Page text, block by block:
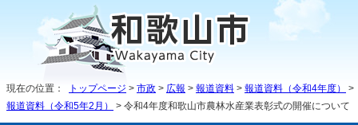
現在の位置： トップページ > 市政 > 広報 > 報道資料 > 報道資料（令和4年度）
>
報道資料（令和5年2月）
> 令和4年度和歌山市農林水産業表彰式の開催について